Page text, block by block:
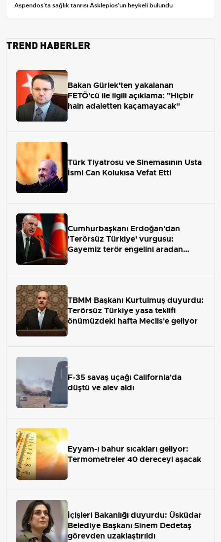
Aspendos'ta sağlık tanrısı Asklepios'un heykeli bulundu
TREND HABERLER
Bakan Gürlek'ten yakalanan
FETÖ'cü ile ilgili açıklama: "Hiçbir
hain adaletten kaçamayacak"
Türk Tiyatrosu ve Sinemasının Usta
İsmi Can Kolukısa Vefat Etti
Cumhurbaşkanı Erdoğan'dan
'Terörsüz Türkiye' vurgusu:
Gayemiz terör engelini aradan
TBMM Başkanı Kurtulmuş duyurdu:
Terörsüz Türkiye yasa teklifi
önümüzdeki hafta Meclis'e geliyor
F-35 savaş uçağı California'da
düştü ve alev aldı
Eyyam-ı bahur sıcakları geliyor:
Termometreler 40 dereceyi aşacak
İçişleri Bakanlığı duyurdu: Üsküdar
Belediye Başkanı Sinem Dedetaş
görevden uzaklaştırıldı